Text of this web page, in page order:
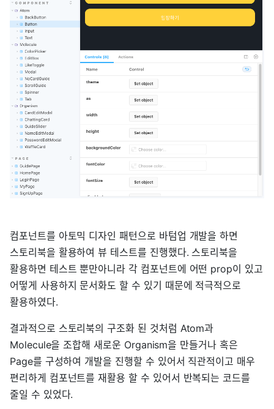
컴포넌트를 아토믹 디자인 패턴으로 바텀업 개발을 하면
스토리북을 활용하여 뷰 테스트를 진행했다. 스토리북을
활용하면 테스트 뿐만아니라 각 컴포넌트에 어떤 prop이 있고
어떻게 사용하지 문서화도 할 수 있기 때문에 적극적으로
활용하였다.
결과적으로 스토리북의 구조화 된 것처럼 Atom과
Molecule을 조합해 새로운 Organism을 만들거나 혹은
Page를 구성하여 개발을 진행할 수 있어서 직관적이고 매우
편리하게 컴포넌트를 재활용 할 수 있어서 반복되는 코드를
줄일 수 있었다.